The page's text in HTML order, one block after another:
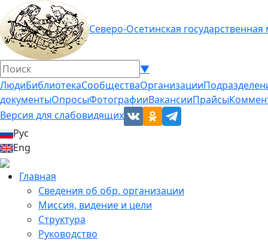
Северо-Осетинская
▼
ЛюдиБиблиотекаСообществаОрганизации
документыОпросыФотографииВакансииПрайсы
Версия для слабовидящих
Рус
Eng
Главная
Сведения об обр. организации
Миссия, видение и цели
Структура
Руководство